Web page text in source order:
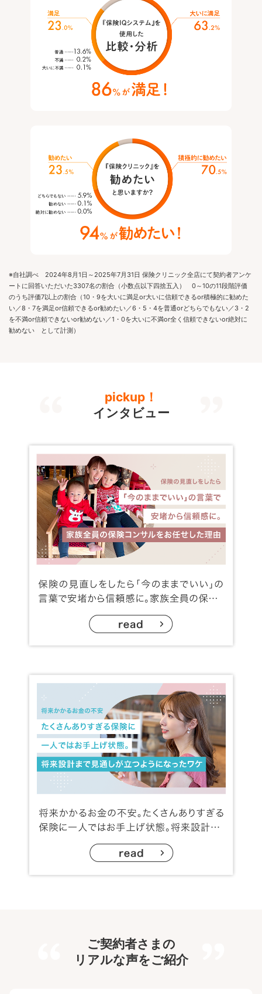
※自社調べ 2024年8月1日～2025年7月31日 保険クリニック全店にて契約者アンケ
ートに回答いただいた3307名の割合（小数点以下四捨五入） 0～10の11段階評価
のうち評価7以上の割合（10・9を大いに満足or大いに信頼できるor積極的に勧めた
い／8・7を満足or信頼できるor勧めたい／6・5・4を普通orどちらでもない／3・2
を不満or信頼できないor勧めない／1・0を大いに不満or全く信頼できないor絶対に
勧めない として計測）
pickup！
インタビュー
ご契約者さまの
リアルな声をご紹介